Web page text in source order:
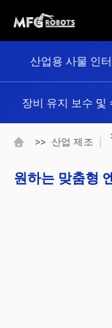
산업용 사물 인
장비 유지 보수 및
>> 산업 제조
원하는 맞춤형